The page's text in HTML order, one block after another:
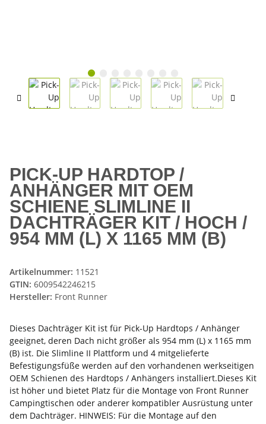
PICK-UP HARDTOP /
ANHÄNGER MIT OEM
SCHIENE SLIMLINE II
DACHTRÄGER KIT / HOCH /
954 MM (L) X 1165 MM (B)
Artikelnummer: 11521
GTIN: 6009542246215
Hersteller: Front Runner
Dieses Dachträger Kit ist für Pick-Up Hardtops / Anhänger
geeignet, deren Dach nicht größer als 954 mm (L) x 1165 mm
(B) ist. Die Slimline II Plattform und 4 mitgelieferte
Befestigungsfüße werden auf den vorhandenen werkseitigen
OEM Schienen des Hardtops / Anhängers installiert.Dieses Kit
ist höher und bietet Platz für die Montage von Front Runner
Campingtischen oder anderer kompatibler Ausrüstung unter
dem Dachträger. HINWEIS: Für die Montage auf den